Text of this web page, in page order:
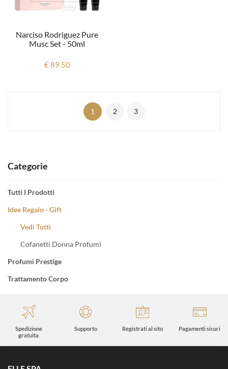
Categorie
Tutti I Prodotti
Idee Regalo - Gift
Vedi Tutti
Cofanetti Donna Profumi
Profumi Prestige
Trattamento Corpo
Narciso Rodriguez Pure
Musc Set - 50ml
€ 89.50
1 2 3
Spedizione
gratuita
Supporto Registrati al sito Pagamenti sicuri